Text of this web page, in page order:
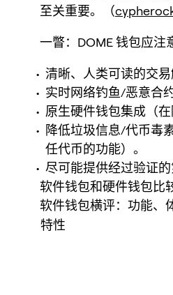
至关重要。（
一瞥：DOME 钱包应注
清晰、人类可读的交
实时网络钓鱼/恶意合
原生硬件钱包集成（
降低垃圾信息/代币毒
任代币的功能）。
尽可能提供经过验证的
软件钱包和硬件钱包比
软件钱包横评：功能、
特性